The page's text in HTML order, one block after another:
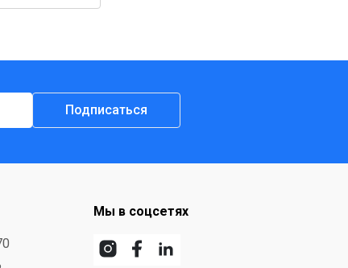
Подписаться
Мы в соцсетях